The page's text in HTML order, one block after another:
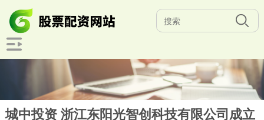
城中投资 浙江东阳光智创科技有限公司成立